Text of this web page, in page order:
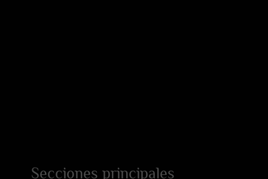
Secciones principales